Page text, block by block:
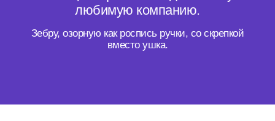
любимую компанию.
Зебру, озорную как роспись ручки, со скрепкой
вместо ушка.